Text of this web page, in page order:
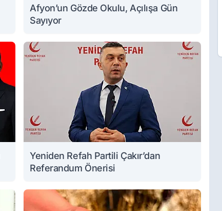
Afyon’un Gözde Okulu, Açılışa Gün
Sayıyor
Yeniden Refah Partili Çakır’dan
Referandum Önerisi